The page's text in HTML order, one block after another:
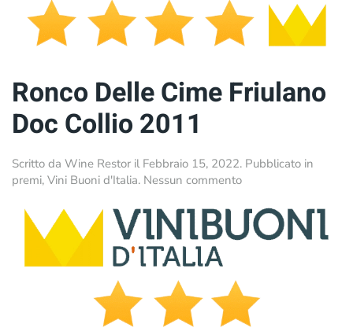
Ronco Delle Cime Friulano
Doc Collio 2011
Scritto da Wine Restor il Febbraio 15, 2022. Pubblicato in
premi, Vini Buoni d'Italia. Nessun commentosu
Delle
Cime
Friulano
2011